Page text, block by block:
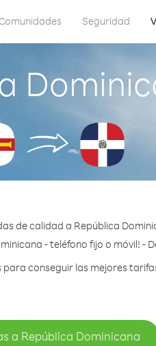
Comunidades Seguridad
de calidad a República
- teléfono fijo o móvil! -
conseguir las mejores
a República Dominicana